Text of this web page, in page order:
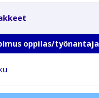
oppilas/työnantaja